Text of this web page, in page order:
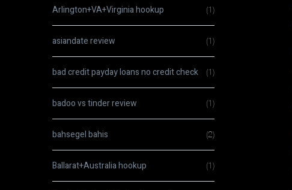
Arlington+VA+Virginia hookup (1)
asiandate review (1)
bad credit payday loans no credit check (1)
badoo vs tinder review (1)
bahsegel bahis (2)
Ballarat+Australia hookup (1)